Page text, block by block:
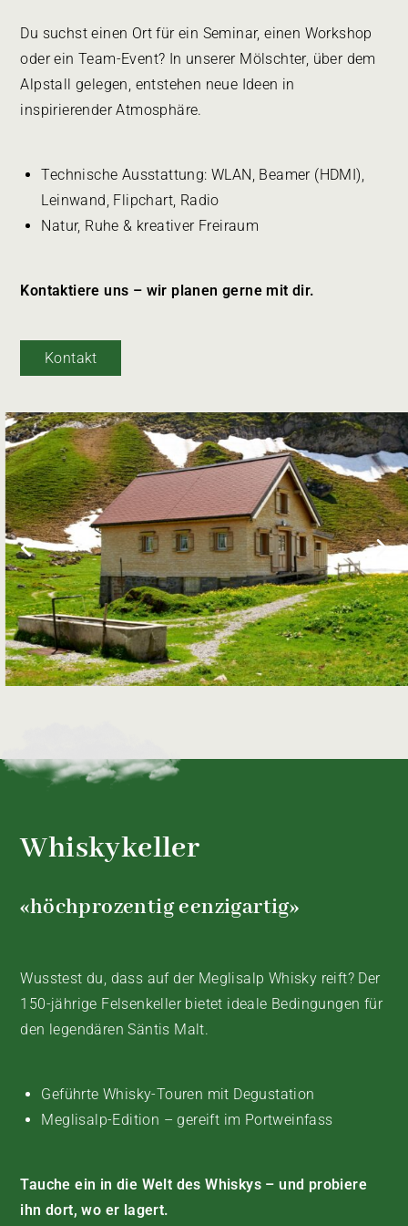
Du suchst einen Ort für ein Seminar, einen Workshop
oder ein Team-Event? In unserer Mölschter, über dem
Alpstall gelegen, entstehen neue Ideen in
inspirierender Atmosphäre.
Technische Ausstattung: WLAN, Beamer (HDMI),
Leinwand, Flipchart, Radio
Natur, Ruhe & kreativer Freiraum
Kontaktiere uns – wir planen gerne mit dir.
Kontakt
Whiskykeller
«höchprozentig eenzigartig»
Wusstest du, dass auf der Meglisalp Whisky reift? Der
150-jährige Felsenkeller bietet ideale Bedingungen für
den legendären Säntis Malt.
Geführte Whisky-Touren mit Degustation
Meglisalp-Edition – gereift im Portweinfass
Tauche ein in die Welt des Whiskys – und probiere
ihn dort, wo er lagert.